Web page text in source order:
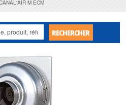
M ECM
RECHERCHER